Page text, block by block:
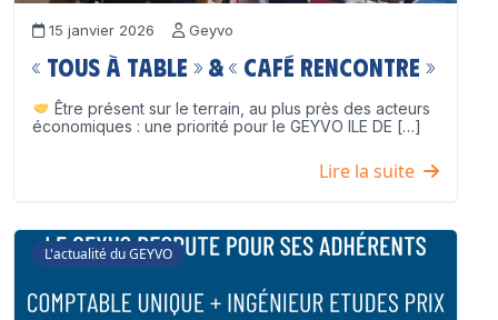
15 janvier 2026 Geyvo
« Tous à table » & « Café Rencontre »
Être présent sur le terrain, au plus près des acteurs
économiques : une priorité pour le GEYVO ILE DE […]
Lire la suite
L'actualité du GEYVO